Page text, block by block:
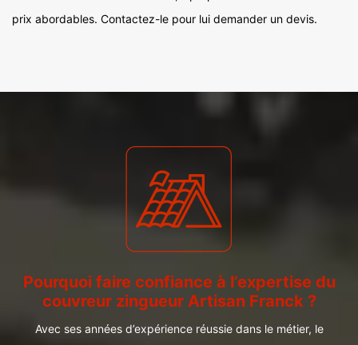
prix abordables. Contactez-le pour lui demander un devis.
Pourquoi faire confiance à l’expertise du
couvreur zingueur Artisan Franck ?
Avec ses années d’expérience réussie dans le métier, le